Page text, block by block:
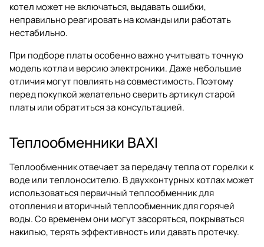
котел может не включаться, выдавать ошибки,
неправильно реагировать на команды или работать
нестабильно.
При подборе платы особенно важно учитывать точную
модель котла и версию электроники. Даже небольшие
отличия могут повлиять на совместимость. Поэтому
перед покупкой желательно сверить артикул старой
платы или обратиться за консультацией.
Теплообменники BAXI
Теплообменник отвечает за передачу тепла от горелки к
воде или теплоносителю. В двухконтурных котлах может
использоваться первичный теплообменник для
отопления и вторичный теплообменник для горячей
воды. Со временем они могут засоряться, покрываться
накипью, терять эффективность или давать протечку.